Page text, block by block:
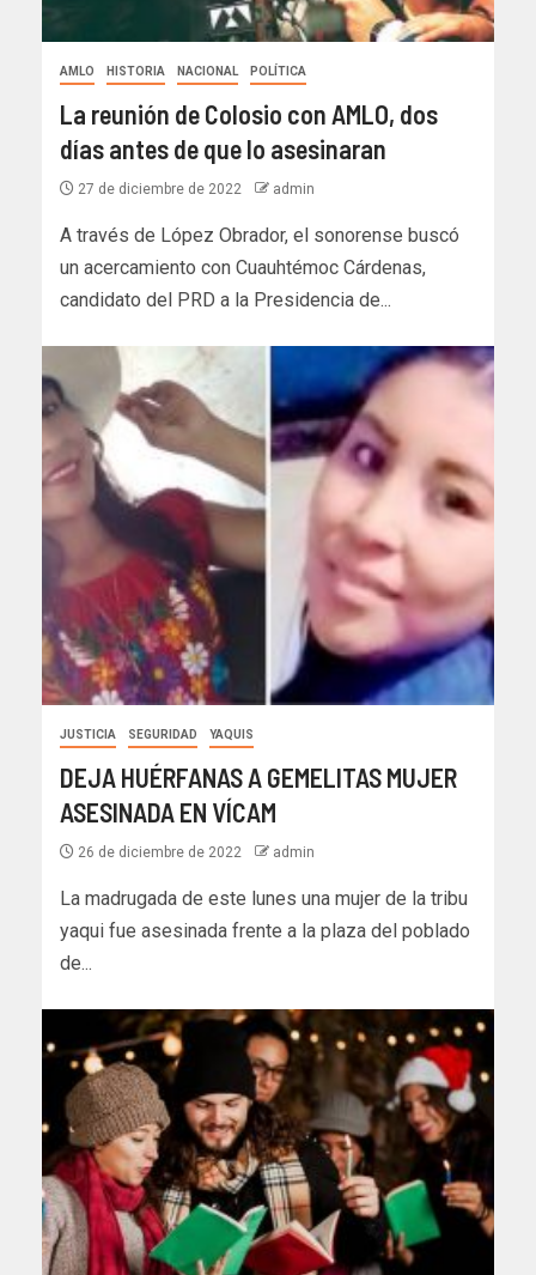
AMLO HISTORIA NACIONAL POLÍTICA
La reunión de Colosio con AMLO, dos
días antes de que lo asesinaran
27 de diciembre de 2022 admin
A través de López Obrador, el sonorense buscó
un acercamiento con Cuauhtémoc Cárdenas,
candidato del PRD a la Presidencia de...
JUSTICIA SEGURIDAD YAQUIS
DEJA HUÉRFANAS A GEMELITAS MUJER
ASESINADA EN VÍCAM
26 de diciembre de 2022 admin
La madrugada de este lunes una mujer de la tribu
yaqui fue asesinada frente a la plaza del poblado
de...